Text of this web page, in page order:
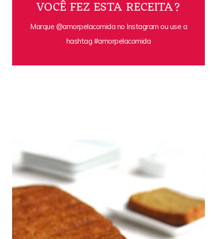
VOCÊ FEZ ESTA RECEITA?
Marque @amorpelacomida no Instagram ou use a
hashtag #amorpelacomida